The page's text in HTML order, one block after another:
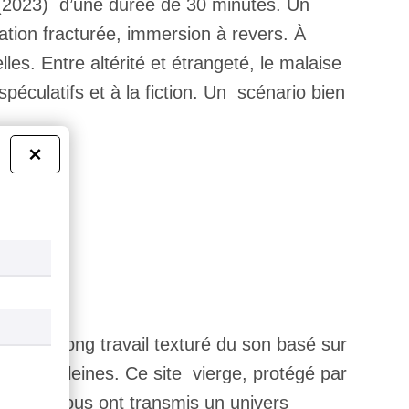
d’une durée de 30 minutes. Un
fracturée, immersion à revers. À
Entre altérité et étrangeté, le malaise
et à la fiction. Un scénario bien
Un long travail texturé du son basé sur
des baleines. Ce site vierge, protégé par
nous ont transmis un univers
×